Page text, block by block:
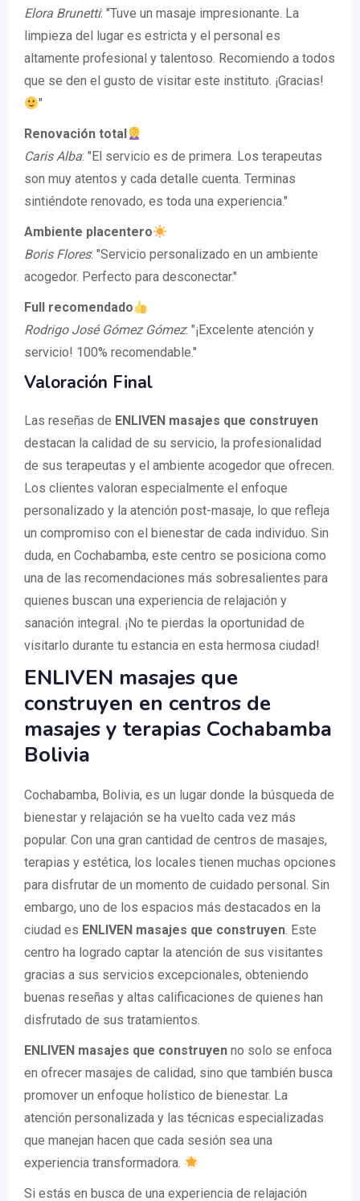
Elora Brunetti: "Tuve un masaje impresionante. La
limpieza del lugar es estricta y el personal es
altamente profesional y talentoso. Recomiendo a todos
que se den el gusto de visitar este instituto. ¡Gracias!
"
Renovación total
Caris Alba: "El servicio es de primera. Los terapeutas
son muy atentos y cada detalle cuenta. Terminas
sintiéndote renovado, es toda una experiencia."
Ambiente placentero
Boris Flores: "Servicio personalizado en un ambiente
acogedor. Perfecto para desconectar."
Full recomendado
Rodrigo José Gómez Gómez: "¡Excelente atención y
servicio! 100% recomendable."
Valoración Final
Las reseñas de ENLIVEN masajes que construyen
destacan la calidad de su servicio, la profesionalidad
de sus terapeutas y el ambiente acogedor que ofrecen.
Los clientes valoran especialmente el enfoque
personalizado y la atención post-masaje, lo que refleja
un compromiso con el bienestar de cada individuo. Sin
duda, en Cochabamba, este centro se posiciona como
una de las recomendaciones más sobresalientes para
quienes buscan una experiencia de relajación y
sanación integral. ¡No te pierdas la oportunidad de
visitarlo durante tu estancia en esta hermosa ciudad!
ENLIVEN masajes que
construyen en centros de
masajes y terapias Cochabamba
Bolivia
Cochabamba, Bolivia, es un lugar donde la búsqueda de
bienestar y relajación se ha vuelto cada vez más
popular. Con una gran cantidad de centros de masajes,
terapias y estética, los locales tienen muchas opciones
para disfrutar de un momento de cuidado personal. Sin
embargo, uno de los espacios más destacados en la
ciudad es ENLIVEN masajes que construyen. Este
centro ha logrado captar la atención de sus visitantes
gracias a sus servicios excepcionales, obteniendo
buenas reseñas y altas calificaciones de quienes han
disfrutado de sus tratamientos.
ENLIVEN masajes que construyen no solo se enfoca
en ofrecer masajes de calidad, sino que también busca
promover un enfoque holístico de bienestar. La
atención personalizada y las técnicas especializadas
que manejan hacen que cada sesión sea una
experiencia transformadora.
Si estás en busca de una experiencia de relajación